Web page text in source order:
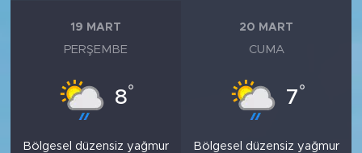
19 MART
PERŞEMBE
8°
Bölgesel düzensiz yağmur
20 MART
CUMA
7°
Bölgesel düzensiz yağmur